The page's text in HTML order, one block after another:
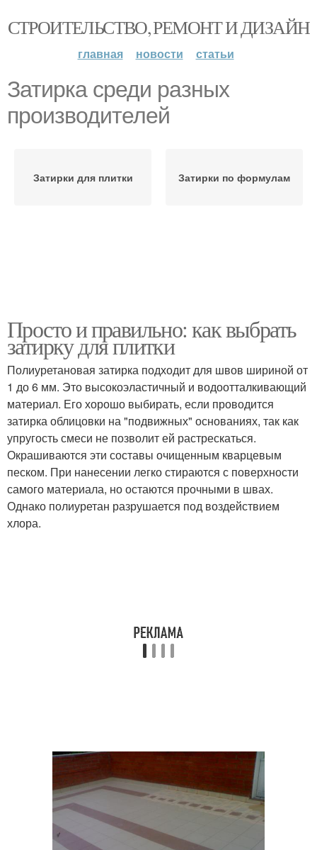
СТРОИТЕЛЬСТВО, РЕМОНТ И ДИЗАЙН
главная новости статьи
Затирка среди разных
производителей
Затирки для плитки Затирки по формулам
Просто и правильно: как выбрать
затирку для плитки
Полиуретановая затирка подходит для швов шириной от
1 до 6 мм. Это высокоэластичный и водоотталкивающий
материал. Его хорошо выбирать, если проводится
затирка облицовки на "подвижных" основаниях, так как
упругость смеси не позволит ей растрескаться.
Окрашиваются эти составы очищенным кварцевым
песком. При нанесении легко стираются с поверхности
самого материала, но остаются прочными в швах.
Однако полиуретан разрушается под воздействием
хлора.